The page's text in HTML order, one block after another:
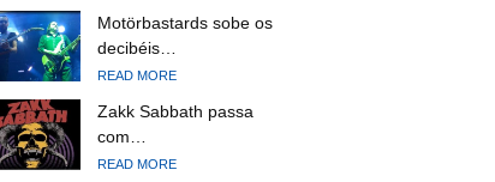
Motörbastards sobe os
decibéis…
READ MORE
Zakk Sabbath passa
com…
READ MORE